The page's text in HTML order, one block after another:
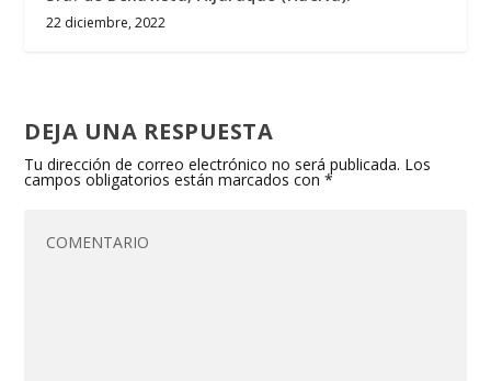
22 diciembre, 2022
DEJA UNA RESPUESTA
Tu dirección de correo electrónico no será publicada. Los
campos obligatorios están marcados con*